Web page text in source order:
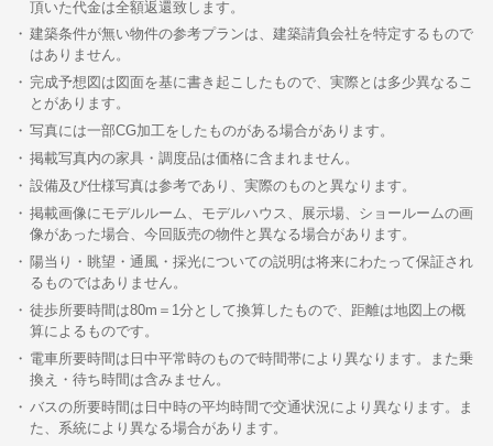
頂いた代金は全額返還致します。
建築条件が無い物件の参考プランは、建築請負会社を特定するもので
はありません。
完成予想図は図面を基に書き起こしたもので、実際とは多少異なるこ
とがあります。
写真には一部CG加工をしたものがある場合があります。
掲載写真内の家具・調度品は価格に含まれません。
設備及び仕様写真は参考であり、実際のものと異なります。
掲載画像にモデルルーム、モデルハウス、展示場、ショールームの画
像があった場合、今回販売の物件と異なる場合があります。
陽当り・眺望・通風・採光についての説明は将来にわたって保証され
るものではありません。
徒歩所要時間は80m＝1分として換算したもので、距離は地図上の概
算によるものです。
電車所要時間は日中平常時のもので時間帯により異なります。また乗
換え・待ち時間は含みません。
バスの所要時間は日中時の平均時間で交通状況により異なります。ま
た、系統により異なる場合があります。